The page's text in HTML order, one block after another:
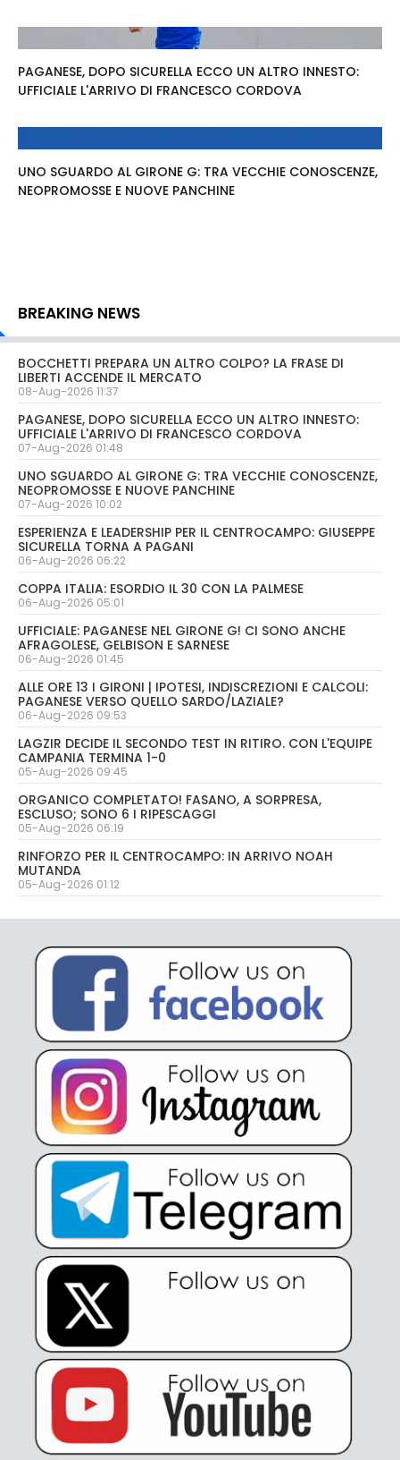
PAGANESE, DOPO SICURELLA ECCO UN ALTRO INNESTO:
UFFICIALE L'ARRIVO DI FRANCESCO CORDOVA
UNO SGUARDO AL GIRONE G: TRA VECCHIE CONOSCENZE,
NEOPROMOSSE E NUOVE PANCHINE
BREAKING NEWS
BOCCHETTI PREPARA UN ALTRO COLPO? LA FRASE DI
LIBERTI ACCENDE IL MERCATO
08-Aug-2026 11:37
PAGANESE, DOPO SICURELLA ECCO UN ALTRO INNESTO:
UFFICIALE L'ARRIVO DI FRANCESCO CORDOVA
07-Aug-2026 01:48
UNO SGUARDO AL GIRONE G: TRA VECCHIE CONOSCENZE,
NEOPROMOSSE E NUOVE PANCHINE
07-Aug-2026 10:02
ESPERIENZA E LEADERSHIP PER IL CENTROCAMPO: GIUSEPPE
SICURELLA TORNA A PAGANI
06-Aug-2026 06:22
COPPA ITALIA: ESORDIO IL 30 CON LA PALMESE
06-Aug-2026 05:01
UFFICIALE: PAGANESE NEL GIRONE G! CI SONO ANCHE
AFRAGOLESE, GELBISON E SARNESE
06-Aug-2026 01:45
ALLE ORE 13 I GIRONI | IPOTESI, INDISCREZIONI E CALCOLI:
PAGANESE VERSO QUELLO SARDO/LAZIALE?
06-Aug-2026 09:53
LAGZIR DECIDE IL SECONDO TEST IN RITIRO. CON L'EQUIPE
CAMPANIA TERMINA 1-0
05-Aug-2026 09:45
ORGANICO COMPLETATO! FASANO, A SORPRESA,
ESCLUSO; SONO 6 I RIPESCAGGI
05-Aug-2026 06:19
RINFORZO PER IL CENTROCAMPO: IN ARRIVO NOAH
MUTANDA
05-Aug-2026 01:12